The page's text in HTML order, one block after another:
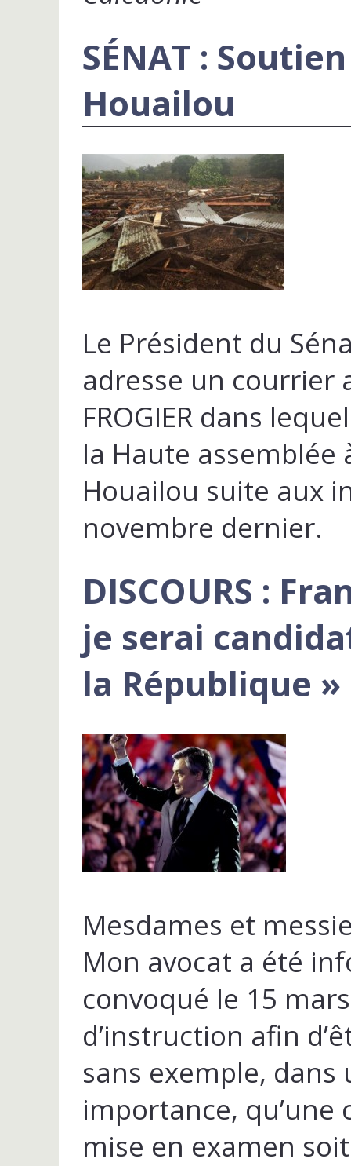
SÉNAT :
Houailou
Le Président du
adresse un courrier
FROGIER dans
la Haute assemblée
Houailou suite aux
novembre dernier.
DISCOURS :
je serai
la République »
Mesdames et
Mon avocat a été
convoqué le 15
d’instruction afin
sans exemple,
importance, qu’une
mise en examen